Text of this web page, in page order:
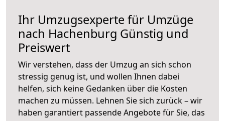
Ihr Umzugsexperte für Umzüge
nach Hachenburg Günstig und
Preiswert
Wir verstehen, dass der Umzug an sich schon
stressig genug ist, und wollen Ihnen dabei
helfen, sich keine Gedanken über die Kosten
machen zu müssen. Lehnen Sie sich zurück – wir
haben garantiert passende Angebote für Sie, das